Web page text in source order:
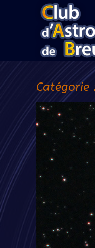
Catégorie